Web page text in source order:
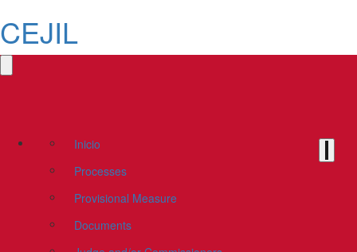
CEJIL
Inicio
Processes
Provisional Measure
Documents